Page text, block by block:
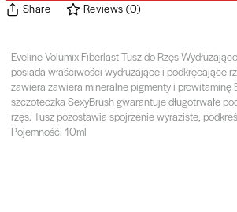
Share Reviews (0)
Eveline Volumix Fiberlast Tusz do Rzęs
posiada właściwości wydłużające i podkręcające
zawiera zawiera mineralne pigmenty i prowitaminę
szczoteczka SexyBrush gwarantuje długotrwałe
rzęs. Tusz pozostawia spojrzenie wyraziste,
Pojemność: 10ml